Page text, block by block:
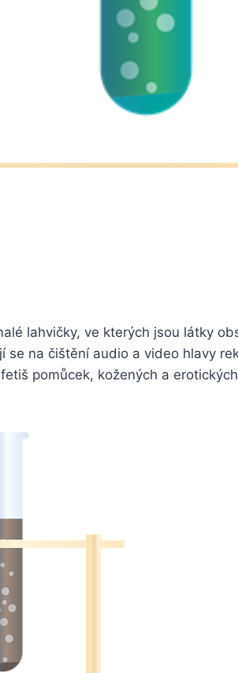
lahvičky, ve kterých jsou látky
na čištění audio a video hlavy
pomůcek, kožených a